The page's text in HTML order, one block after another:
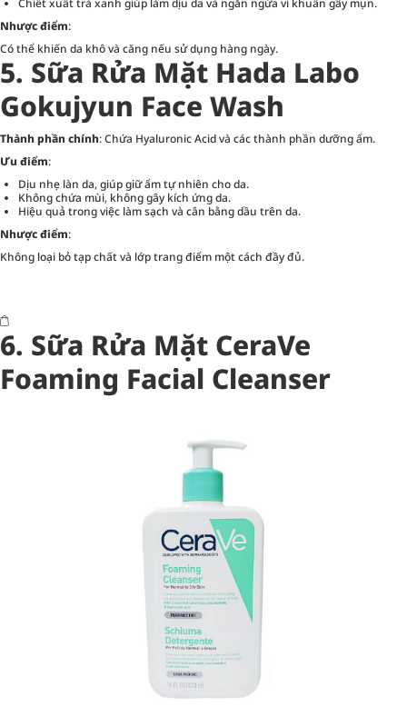
Chiết xuất trà xanh giúp làm dịu da và ngăn ngừa vi khuẩn gây mụn.
Nhược điểm:
Có thể khiến da khô và căng nếu sử dụng hàng ngày.
5. Sữa Rửa Mặt Hada Labo
Gokujyun Face Wash
Thành phần chính: Chứa Hyaluronic Acid và các thành phần dưỡng ẩm.
Ưu điểm:
Dịu nhẹ làn da, giúp giữ ẩm tự nhiên cho da.
Không chứa mùi, không gây kích ứng da.
Hiệu quả trong việc làm sạch và cân bằng dầu trên da.
Nhược điểm:
Không loại bỏ tạp chất và lớp trang điểm một cách đầy đủ.
6. Sữa Rửa Mặt CeraVe
Foaming Facial Cleanser